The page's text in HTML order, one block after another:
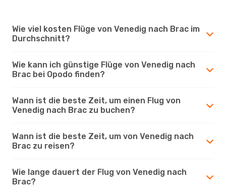
Wie viel kosten Flüge von Venedig nach Brac im
Durchschnitt?
Wie kann ich günstige Flüge von Venedig nach
Brac bei Opodo finden?
Wann ist die beste Zeit, um einen Flug von
Venedig nach Brac zu buchen?
Wann ist die beste Zeit, um von Venedig nach
Brac zu reisen?
Wie lange dauert der Flug von Venedig nach
Brac?